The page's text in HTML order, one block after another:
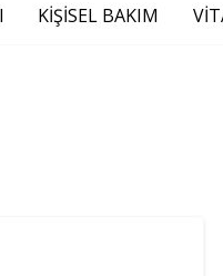
KIŞISEL BAKIM